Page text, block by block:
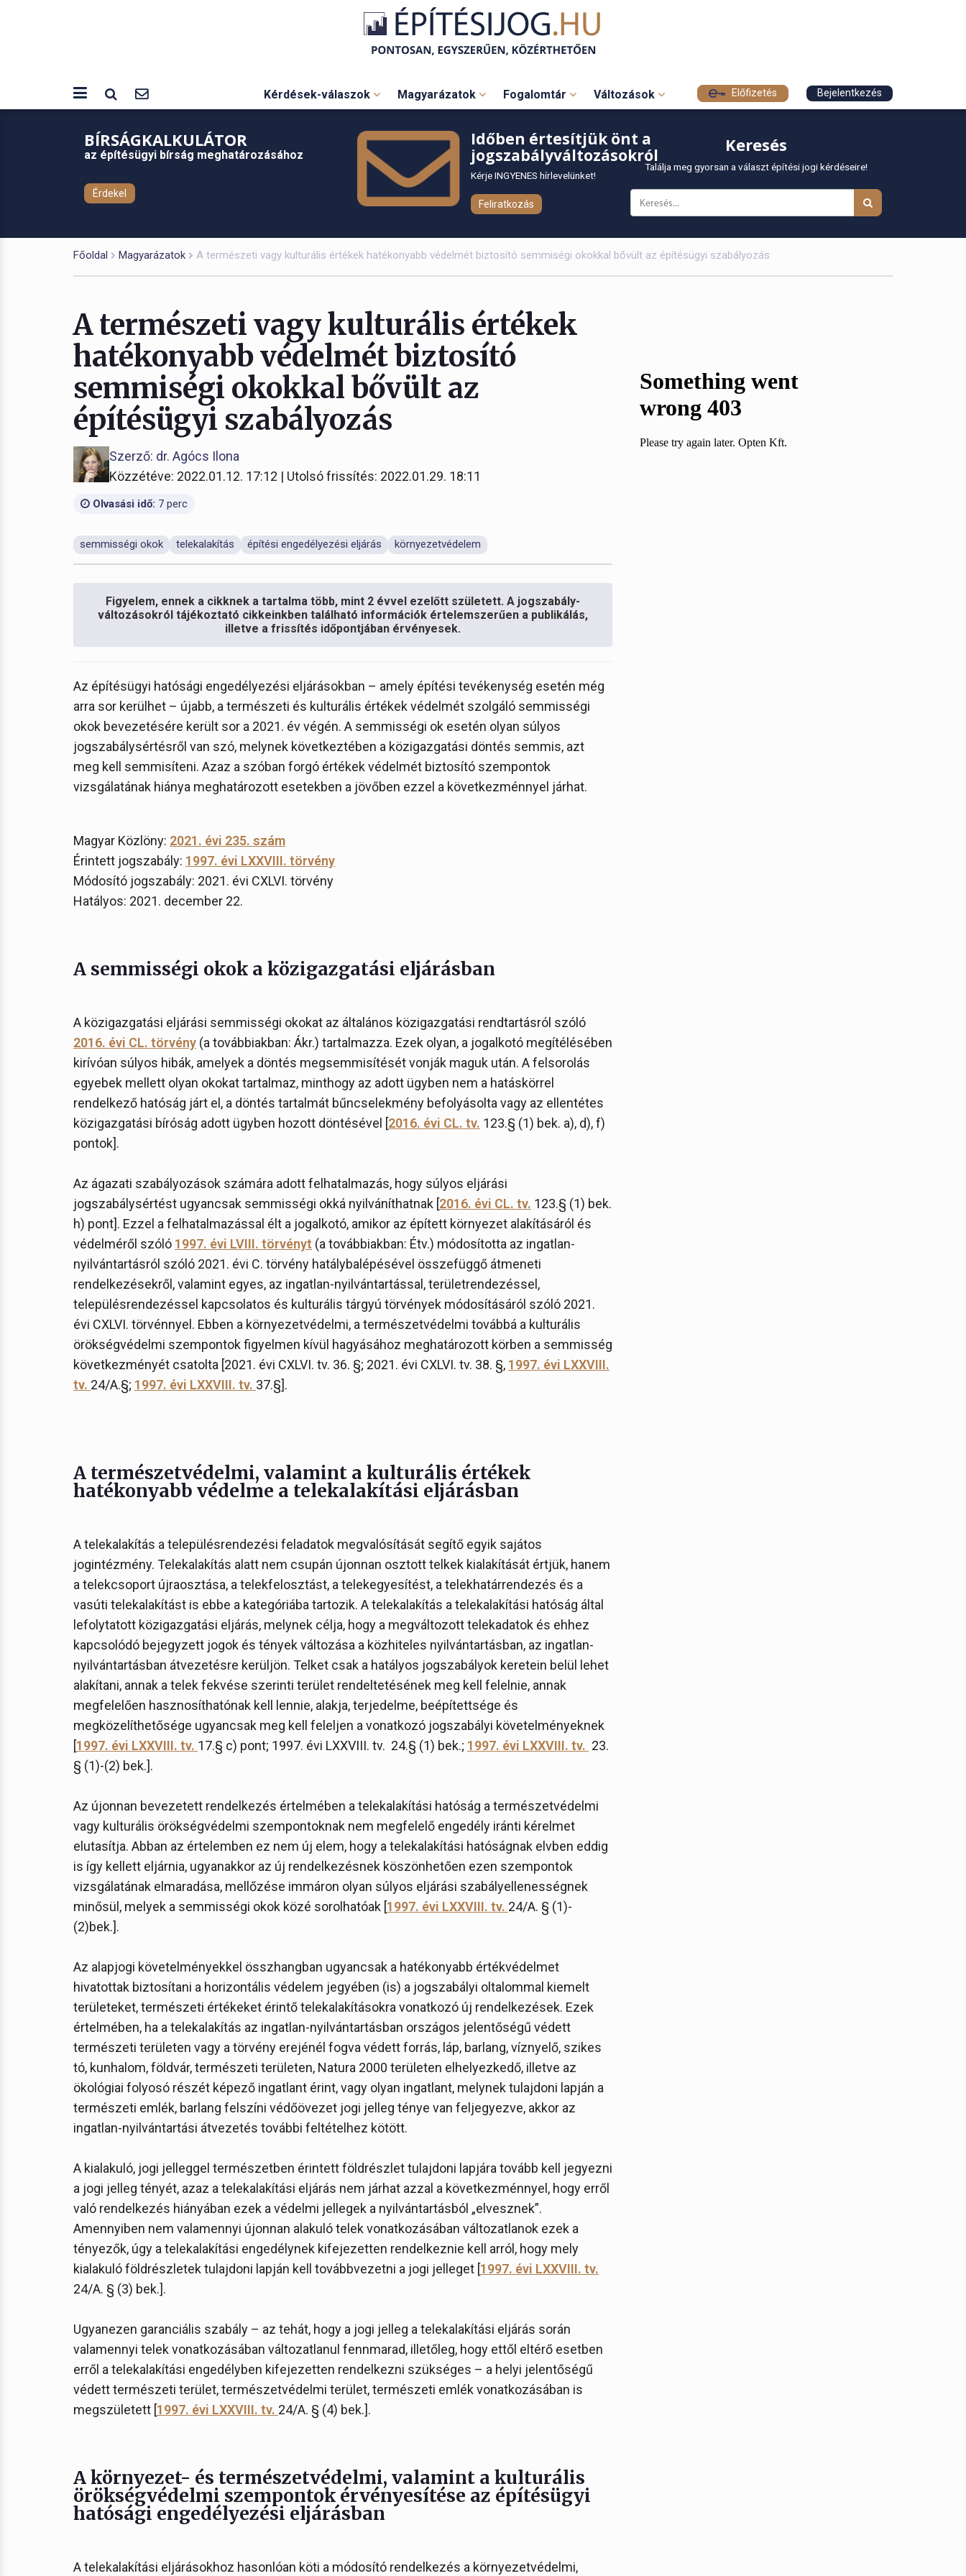
Kérdések-válaszok Magyarázatok Fogalomtár Változások Előfizetés Bejelentkezés
BÍRSÁGKALKULÁTOR
az építésügyi bírság meghatározásához
Érdekel
Időben értesítjük önt a
jogszabályváltozásokról
Kérje INGYENES hírlevelünket!
Feliratkozás
Keresés
Találja meg gyorsan a választ építési jogi kérdéseire!
Főoldal Magyarázatok A természeti vagy kulturális értékek hatékonyabb védelmét biztosító semmiségi okokkal bővült az építésügyi szabályozás
A természeti vagy kulturális értékek
hatékonyabb védelmét biztosító
semmiségi okokkal bővült az
építésügyi szabályozás
Szerző: dr. Agócs Ilona
Közzétéve: 2022.01.12. 17:12 | Utolsó frissítés: 2022.01.29. 18:11
Olvasási idő: 7 perc
semmisségi okok telekalakítás építési engedélyezési eljárás környezetvédelem
Figyelem, ennek a cikknek a tartalma több, mint 2 évvel ezelőtt született. A jogszabály-
változásokról tájékoztató cikkeinkben található információk értelemszerűen a publikálás,
illetve a frissítés időpontjában érvényesek.
Az építésügyi hatósági engedélyezési eljárásokban – amely építési tevékenység esetén még
arra sor kerülhet – újabb, a természeti és kulturális értékek védelmét szolgáló semmisségi
okok bevezetésére került sor a 2021. év végén. A semmisségi ok esetén olyan súlyos
jogszabálysértésről van szó, melynek következtében a közigazgatási döntés semmis, azt
meg kell semmisíteni. Azaz a szóban forgó értékek védelmét biztosító szempontok
vizsgálatának hiánya meghatározott esetekben a jövőben ezzel a következménnyel járhat.
Magyar Közlöny: 2021. évi 235. szám
Érintett jogszabály: 1997. évi LXXVIII. törvény
Módosító jogszabály: 2021. évi CXLVI. törvény
Hatályos: 2021. december 22.
A semmisségi okok a közigazgatási eljárásban
A közigazgatási eljárási semmisségi okokat az általános közigazgatási rendtartásról szóló
2016. évi CL. törvény (a továbbiakban: Ákr.) tartalmazza. Ezek olyan, a jogalkotó megítélésében
kirívóan súlyos hibák, amelyek a döntés megsemmisítését vonják maguk után. A felsorolás
egyebek mellett olyan okokat tartalmaz, minthogy az adott ügyben nem a hatáskörrel
rendelkező hatóság járt el, a döntés tartalmát bűncselekmény befolyásolta vagy az ellentétes
közigazgatási bíróság adott ügyben hozott döntésével [2016. évi CL. tv. 123.§ (1) bek. a), d), f)
pontok].
Az ágazati szabályozások számára adott felhatalmazás, hogy súlyos eljárási
jogszabálysértést ugyancsak semmisségi okká nyilváníthatnak [2016. évi CL. tv. 123.§ (1) bek.
h) pont]. Ezzel a felhatalmazással élt a jogalkotó, amikor az épített környezet alakításáról és
védelméről szóló 1997. évi LVIII. törvényt (a továbbiakban: Étv.) módosította az ingatlan-
nyilvántartásról szóló 2021. évi C. törvény hatálybalépésével összefüggő átmeneti
rendelkezésekről, valamint egyes, az ingatlan-nyilvántartással, területrendezéssel,
településrendezéssel kapcsolatos és kulturális tárgyú törvények módosításáról szóló 2021.
évi CXLVI. törvénnyel. Ebben a környezetvédelmi, a természetvédelmi továbbá a kulturális
örökségvédelmi szempontok figyelmen kívül hagyásához meghatározott körben a semmisség
következményét csatolta [2021. évi CXLVI. tv. 36. §; 2021. évi CXLVI. tv. 38. §, 1997. évi LXXVIII.
tv. 24/A.§; 1997. évi LXXVIII. tv. 37.§].
A természetvédelmi, valamint a kulturális értékek
hatékonyabb védelme a telekalakítási eljárásban
A telekalakítás a településrendezési feladatok megvalósítását segítő egyik sajátos
jogintézmény. Telekalakítás alatt nem csupán újonnan osztott telkek kialakítását értjük, hanem
a telekcsoport újraosztása, a telekfelosztást, a telekegyesítést, a telekhatárrendezés és a
vasúti telekalakítást is ebbe a kategóriába tartozik. A telekalakítás a telekalakítási hatóság által
lefolytatott közigazgatási eljárás, melynek célja, hogy a megváltozott telekadatok és ehhez
kapcsolódó bejegyzett jogok és tények változása a közhiteles nyilvántartásban, az ingatlan-
nyilvántartásban átvezetésre kerüljön. Telket csak a hatályos jogszabályok keretein belül lehet
alakítani, annak a telek fekvése szerinti terület rendeltetésének meg kell felelnie, annak
megfelelően hasznosíthatónak kell lennie, alakja, terjedelme, beépítettsége és
megközelíthetősége ugyancsak meg kell feleljen a vonatkozó jogszabályi követelményeknek
[1997. évi LXXVIII. tv. 17.§ c) pont; 1997. évi LXXVIII. tv. 24.§ (1) bek.; 1997. évi LXXVIII. tv. 23.
§ (1)-(2) bek.].
Az újonnan bevezetett rendelkezés értelmében a telekalakítási hatóság a természetvédelmi
vagy kulturális örökségvédelmi szempontoknak nem megfelelő engedély iránti kérelmet
elutasítja. Abban az értelemben ez nem új elem, hogy a telekalakítási hatóságnak elvben eddig
is így kellett eljárnia, ugyanakkor az új rendelkezésnek köszönhetően ezen szempontok
vizsgálatának elmaradása, mellőzése immáron olyan súlyos eljárási szabályellenességnek
minősül, melyek a semmisségi okok közé sorolhatóak [1997. évi LXXVIII. tv. 24/A. § (1)-
(2)bek.].
Az alapjogi követelményekkel összhangban ugyancsak a hatékonyabb értékvédelmet
hivatottak biztosítani a horizontális védelem jegyében (is) a jogszabályi oltalommal kiemelt
területeket, természeti értékeket érintő telekalakításokra vonatkozó új rendelkezések. Ezek
értelmében, ha a telekalakítás az ingatlan-nyilvántartásban országos jelentőségű védett
természeti területen vagy a törvény erejénél fogva védett forrás, láp, barlang, víznyelő, szikes
tó, kunhalom, földvár, természeti területen, Natura 2000 területen elhelyezkedő, illetve az
ökológiai folyosó részét képező ingatlant érint, vagy olyan ingatlant, melynek tulajdoni lapján a
természeti emlék, barlang felszíni védőövezet jogi jelleg ténye van feljegyezve, akkor az
ingatlan-nyilvántartási átvezetés további feltételhez kötött.
A kialakuló, jogi jelleggel természetben érintett földrészlet tulajdoni lapjára tovább kell jegyezni
a jogi jelleg tényét, azaz a telekalakítási eljárás nem járhat azzal a következménnyel, hogy erről
való rendelkezés hiányában ezek a védelmi jellegek a nyilvántartásból „elvesznek”.
Amennyiben nem valamennyi újonnan alakuló telek vonatkozásában változatlanok ezek a
tényezők, úgy a telekalakítási engedélynek kifejezetten rendelkeznie kell arról, hogy mely
kialakuló földrészletek tulajdoni lapján kell továbbvezetni a jogi jelleget [1997. évi LXXVIII. tv.
24/A. § (3) bek.].
Ugyanezen garanciális szabály – az tehát, hogy a jogi jelleg a telekalakítási eljárás során
valamennyi telek vonatkozásában változatlanul fennmarad, illetőleg, hogy ettől eltérő esetben
erről a telekalakítási engedélyben kifejezetten rendelkezni szükséges – a helyi jelentőségű
védett természeti terület, természetvédelmi terület, természeti emlék vonatkozásában is
megszületett [1997. évi LXXVIII. tv. 24/A. § (4) bek.].
A környezet- és természetvédelmi, valamint a kulturális
örökségvédelmi szempontok érvényesítése az építésügyi
hatósági engedélyezési eljárásban
A telekalakítási eljárásokhoz hasonlóan köti a módosító rendelkezés a környezetvédelmi,